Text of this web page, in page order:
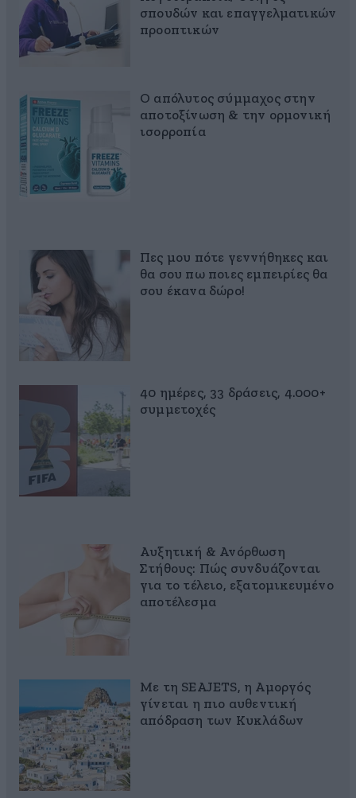
σπουδών και επαγγελματικών
προοπτικών
Ο απόλυτος σύμμαχος στην
αποτοξίνωση & την ορμονική
ισορροπία
Πες μου πότε γεννήθηκες και
θα σου πω ποιες εμπειρίες θα
σου έκανα δώρο!
40 ημέρες, 33 δράσεις, 4.000+
συμμετοχές
Αυξητική & Ανόρθωση
Στήθους: Πώς συνδυάζονται
για το τέλειο, εξατομικευμένο
αποτέλεσμα
Με τη SEAJETS, η Αμοργός
γίνεται η πιο αυθεντική
απόδραση των Κυκλάδων